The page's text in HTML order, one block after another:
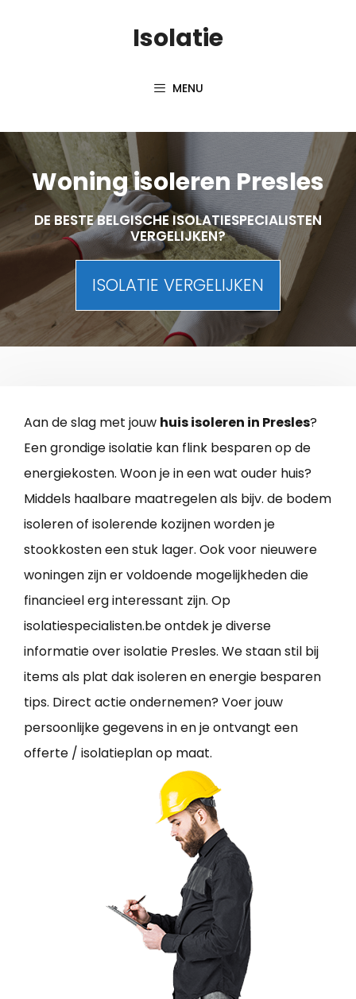
Isolatie
MENU
Woning isoleren Presles
DE BESTE BELGISCHE ISOLATIESPECIALISTEN
VERGELIJKEN?
ISOLATIE VERGELIJKEN
Aan de slag met jouw huis isoleren in Presles?
Een grondige isolatie kan flink besparen op de
energiekosten. Woon je in een wat ouder huis?
Middels haalbare maatregelen als bijv. de bodem
isoleren of isolerende kozijnen worden je
stookkosten een stuk lager. Ook voor nieuwere
woningen zijn er voldoende mogelijkheden die
financieel erg interessant zijn. Op
isolatiespecialisten.be ontdek je diverse
informatie over isolatie Presles. We staan stil bij
items als plat dak isoleren en energie besparen
tips. Direct actie ondernemen? Voer jouw
persoonlijke gegevens in en je ontvangt een
offerte / isolatieplan op maat.